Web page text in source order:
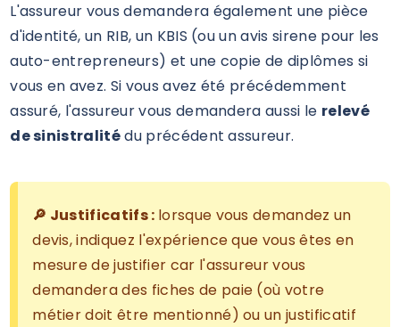
L'assureur vous demandera également une pièce
d'identité, un RIB, un KBIS (ou un avis sirene pour les
auto-entrepreneurs) et une copie de diplômes si
vous en avez. Si vous avez été précédemment
assuré, l'assureur vous demandera aussi le relevé
de sinistralitédu précédent assureur.
🔎 Justificatifs : lorsque vous demandez un
devis, indiquez l'expérience que vous êtes en
mesure de justifier car l'assureur vous
demandera des fiches de paie (où votre
métier doit être mentionné) ou un justificatif